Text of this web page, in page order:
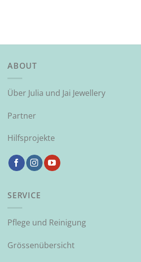
ABOUT
Über Julia und Jai Jewellery
Partner
Hilfsprojekte
SERVICE
Pflege und Reinigung
Grössenübersicht